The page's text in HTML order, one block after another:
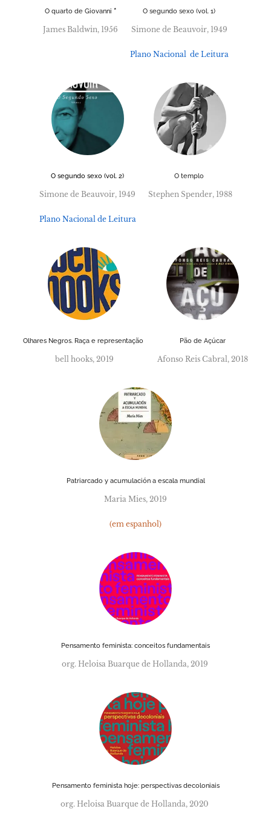
O quarto de Giovanni *
James Baldwin, 1956
O segundo sexo (vol. 1)
Simone de Beauvoir, 1949
Plano Nacional de Leitura
O segundo sexo (vol. 2)
Simone de Beauvoir, 1949
Plano Nacional de Leitura
O templo
Stephen Spender, 1988
Olhares Negros. Raça e representação
bell hooks, 2019
Pão de Açúcar
Afonso Reis Cabral, 2018
Patriarcado y acumulación a escala mundial
Maria Mies, 2019
(em espanhol)
Pensamento feminista: conceitos fundamentais
org. Heloisa Buarque de Hollanda, 2019
Pensamento feminista hoje: perspectivas decoloniais
org. Heloisa Buarque de Hollanda, 2020